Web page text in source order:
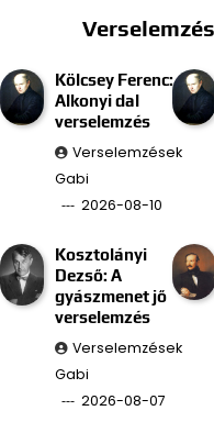
Kölcsey Ferenc:
Alkonyi dal
verselemzés
Verselemzések
Gabi
2026-08-10
Kosztolányi
Dezső: A
gyászmenet jő
verselemzés
Verselemzések
Gabi
2026-08-07